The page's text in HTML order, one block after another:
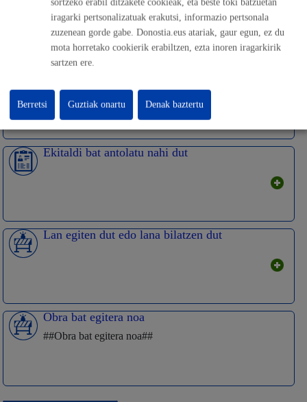
Ikasi edo trebatu nahi dut
Ekitaldi bat antolatu nahi dut
Lan egiten dut edo lana bilatzen dut
Obra bat egitera noa
##Obra bat egitera noa##
iragarki pertsonalizatuak erakutsi, informazio pertsonala
zuzenean gorde gabe. Donostia.eus atariak, gaur egun, ez du
mota horretako cookierik erabiltzen, ezta inoren iragarkirik
sartzen ere.
Denak baztertu
Berretsi Guztiak onartu